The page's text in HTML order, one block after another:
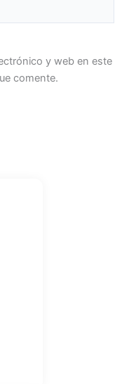
y web en este
comente.